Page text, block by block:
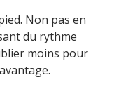
Non pas en
du rythme
moins pour